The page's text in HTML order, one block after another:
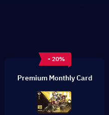
- 20%
Premium Monthly Card